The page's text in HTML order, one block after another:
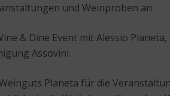
und Weinproben an.
& Dine Event mit Alessio
Assovini.
Planeta für die